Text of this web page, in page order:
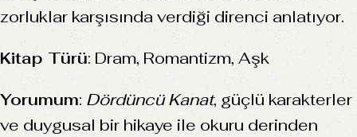
zorluklar karşısında verdiği direnci anlatıyor.
Kitap Türü: Dram, Romantizm, Aşk
Yorumum:Dördüncü Kanat, güçlü karakterler
ve duygusal bir hikaye ile okuru derinden